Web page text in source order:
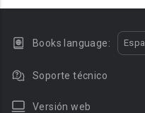
Books language:
Soporte técnico
Versión web